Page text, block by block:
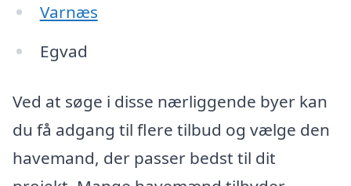
Varnæs
Egvad
Ved at søge i disse nærliggende byer kan
du få adgang til flere tilbud og vælge den
havemand, der passer bedst til dit